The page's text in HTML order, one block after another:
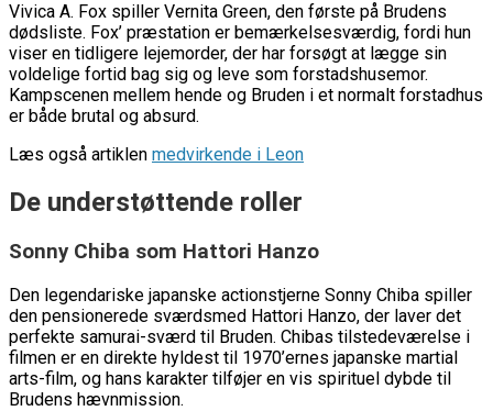
Vivica A. Fox spiller Vernita Green, den første på Brudens
dødsliste. Fox’ præstation er bemærkelsesværdig, fordi hun
viser en tidligere lejemorder, der har forsøgt at lægge sin
voldelige fortid bag sig og leve som forstadshusemor.
Kampscenen mellem hende og Bruden i et normalt forstadhus
er både brutal og absurd.
Læs også artiklen medvirkende i Leon
De understøttende roller
Sonny Chiba som Hattori Hanzo
Den legendariske japanske actionstjerne Sonny Chiba spiller
den pensionerede sværdsmed Hattori Hanzo, der laver det
perfekte samurai-sværd til Bruden. Chibas tilstedeværelse i
filmen er en direkte hyldest til 1970’ernes japanske martial
arts-film, og hans karakter tilføjer en vis spirituel dybde til
Brudens hævnmission.